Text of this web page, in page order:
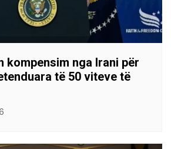
kompensim nga Irani për
të 50 viteve të